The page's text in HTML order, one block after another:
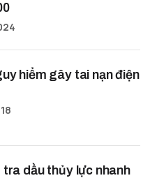
hiểm gây tai nạn điện
tra dầu thủy lực nhanh